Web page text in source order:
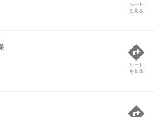
ルート
を見る
ルート
を見る